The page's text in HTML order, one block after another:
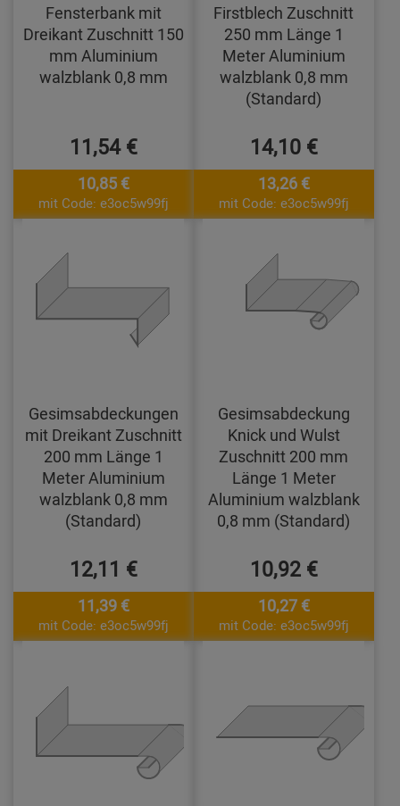
Fensterbank mit
Dreikant Zuschnitt 150
mm Aluminium
walzblank 0,8 mm
11,54 €
10,85 €
mit Code: e3oc5w99fj
Firstblech Zuschnitt
250 mm Länge 1
Meter Aluminium
walzblank 0,8 mm
(Standard)
14,10 €
13,26 €
mit Code: e3oc5w99fj
Gesimsabdeckungen
mit Dreikant Zuschnitt
200 mm Länge 1
Meter Aluminium
walzblank 0,8 mm
(Standard)
12,11 €
11,39 €
mit Code: e3oc5w99fj
Gesimsabdeckung
Knick und Wulst
Zuschnitt 200 mm
Länge 1 Meter
Aluminium walzblank
0,8 mm (Standard)
10,92 €
10,27 €
mit Code: e3oc5w99fj